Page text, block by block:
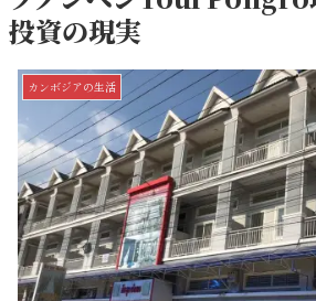
投資の現実
カンボジアの生活